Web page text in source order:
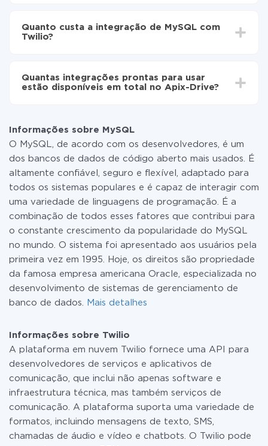
automaticamente de MySQL para Twilio
30 minutos. Em média, a configuração leva de 10 a 15
minutos.
Quanto custa a integração de MySQL com
Twilio?
as tarifas. Você paga apenas pela quantidade de
dados que é realmente transferida de um de seus
ou mudar para um de pago, se necessário. Mais
detalhes sobretarifas.
Quantas integrações prontas para usar
estão disponíveis em total no Apix-Drive?
Informações sobre MySQL
O MySQL, de acordo com os desenvolvedores, é um
dos bancos de dados de código aberto mais usados. É
altamente confiável, seguro e flexível, adaptado para
todos os sistemas populares e é capaz de interagir com
uma variedade de linguagens de programação. É a
combinação de todos esses fatores que contribui para
o constante crescimento da popularidade do MySQL
no mundo. O sistema foi apresentado aos usuários pela
primeira vez em 1995. Hoje, os direitos são propriedade
da famosa empresa americana Oracle, especializada no
desenvolvimento de sistemas de gerenciamento de
banco de dados.
Mais detalhes
Informações sobre Twilio
A plataforma em nuvem Twilio fornece uma API para
desenvolvedores de serviços e aplicativos de
comunicação, que inclui não apenas software e
infraestrutura técnica, mas também serviços de
comunicação. A plataforma suporta uma variedade de
formatos, incluindo mensagens de texto, SMS,
chamadas de áudio e vídeo e chatbots. O Twilio pode